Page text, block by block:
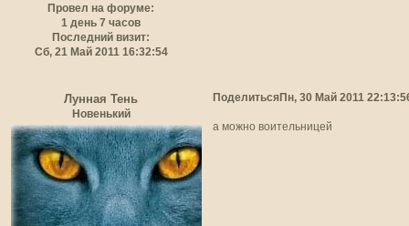
Провел на форуме:
1 день 7 часов
Последний визит:
Сб, 21 Май 2011 16:32:54
Поделиться Пн, 30 Май 2011
Лунная Тень
Новенький
а можно воительницей